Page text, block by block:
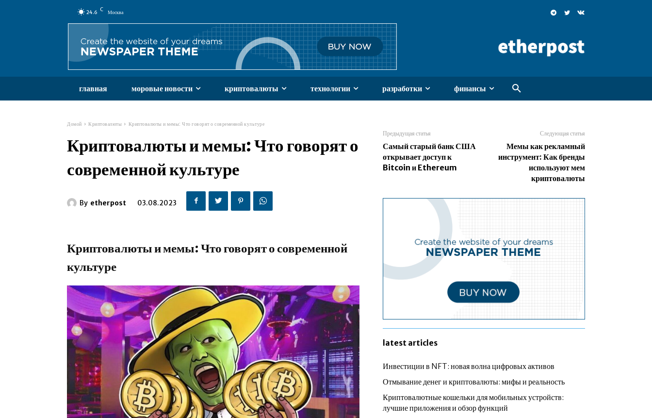
24.6 C Москва
главная моровые новости криптовалюты технологии разработки финансы
Домой Криптовалюты Криптовалюты и мемы: Что говорят о современной культуре
Криптовалюты и мемы: Что говорят о
современной культуре
By etherpost 03.08.2023
Криптовалюты и мемы: Что говорят о современной
культуре
Предыдущая статья
Самый старый банк США
открывает доступ к
Bitcoin и Ethereum
Следующая статья
Мемы как рекламный
инструмент: Как бренды
используют мем
криптовалюты
latest articles
Инвестиции в NFT: новая волна цифровых активов
Отмывание денег и криптовалюты: мифы и реальность
Криптовалютные кошельки для мобильных устройств:
лучшие приложения и обзор функций